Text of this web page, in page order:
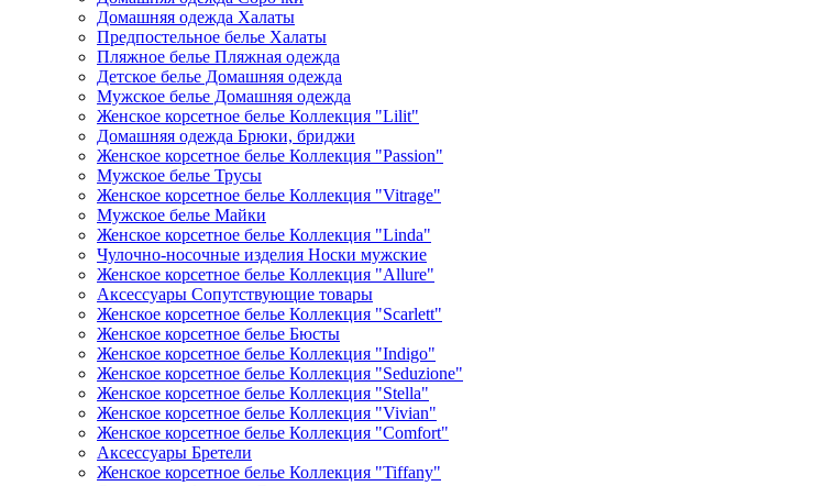
Домашняя одежда Халаты
Предпостельное белье Халаты
Пляжное белье Пляжная одежда
Детское белье Домашняя одежда
Мужское белье Домашняя одежда
Женское корсетное белье Коллекция "Lilit"
Домашняя одежда Брюки, бриджи
Женское корсетное белье Коллекция "Passion"
Мужское белье Трусы
Женское корсетное белье Коллекция "Vitrage"
Мужское белье Майки
Женское корсетное белье Коллекция "Linda"
Чулочно-носочные изделия Носки мужские
Женское корсетное белье Коллекция "Allure"
Аксессуары Сопутствующие товары
Женское корсетное белье Коллекция "Scarlett"
Женское корсетное белье Бюсты
Женское корсетное белье Коллекция "Indigo"
Женское корсетное белье Коллекция "Seduzione"
Женское корсетное белье Коллекция "Stella"
Женское корсетное белье Коллекция "Vivian"
Женское корсетное белье Коллекция "Comfort"
Аксессуары Бретели
Женское корсетное белье Коллекция "Tiffany"